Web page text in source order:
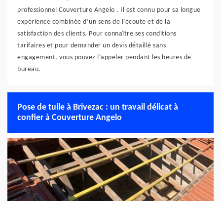
professionnel Couverture Angelo . Il est connu pour sa longue
expérience combinée d’un sens de l’écoute et de la
satisfaction des clients. Pour connaître ses conditions
tarifaires et pour demander un devis détaillé sans
engagement, vous pouvez l’appeler pendant les heures de
bureau.
Pose de tuile à Brivezac : un travail délicat à
confier à Couverture Angelo